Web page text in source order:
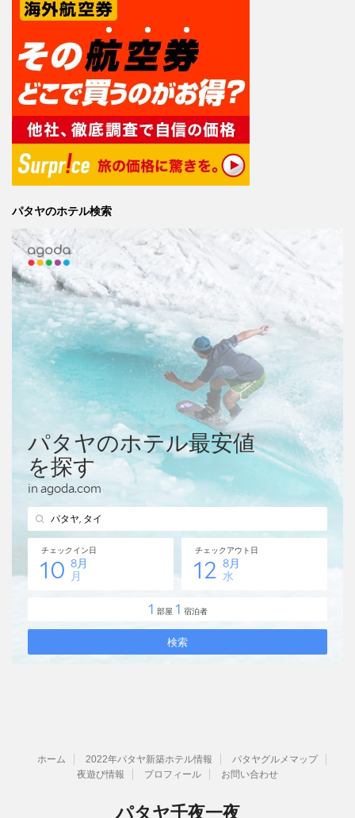
パタヤのホテル検索
ホーム 2022年パタヤ新築ホテル情報
パタヤグルメマップ
夜遊び情報
プロフィール お問い合わせ
パタヤ千夜一夜